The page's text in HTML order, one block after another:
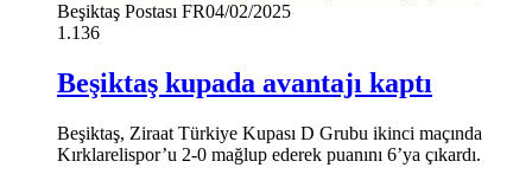
Beşiktaş Postası FR04/02/2025
1.136
Beşiktaş kupada avantajı kaptı
Beşiktaş, Ziraat Türkiye Kupası D Grubu ikinci maçında
Kırklarelispor’u 2-0 mağlup ederek puanını 6’ya çıkardı.